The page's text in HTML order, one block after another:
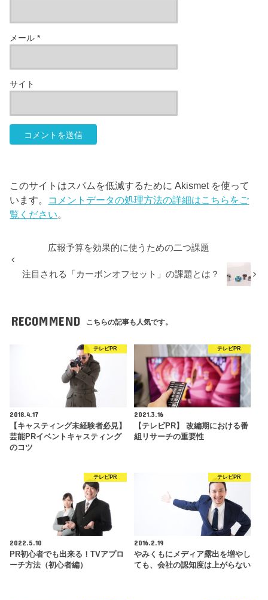
メール*
サイト
このサイトはスパムを低減するために Akismet を使って
います。 コメントデータの処理方法の詳細はこちらをご
覧ください。
広報予算を効果的に使うための二つ課題
注目される「カーボンオフセット」の課題とは？
RECOMMEND こちらの記事も人気です。
テレビPR
2018.4.17
【キャスティング未経験者必見】
芸能PRイベントキャスティング
のコツ
テレビPR
2021.3.16
【テレビPR】 改編期における番
組リサーチの重要性
テレビPR
2022.5.10
PR初心者でも出来る！TVアプロ
ーチ方法（初心者編）
テレビPR
2016.2.19
やみくもにメディア露出を増やし
ても、会社の認知度は上がらない